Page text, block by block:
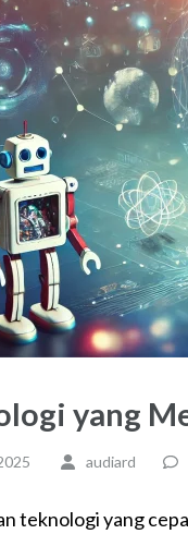
yang
audiard
teknologi yang